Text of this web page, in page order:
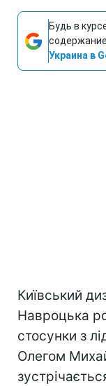
Будь в
Украина в
Київський
Навроцька
стосунки з
Олегом